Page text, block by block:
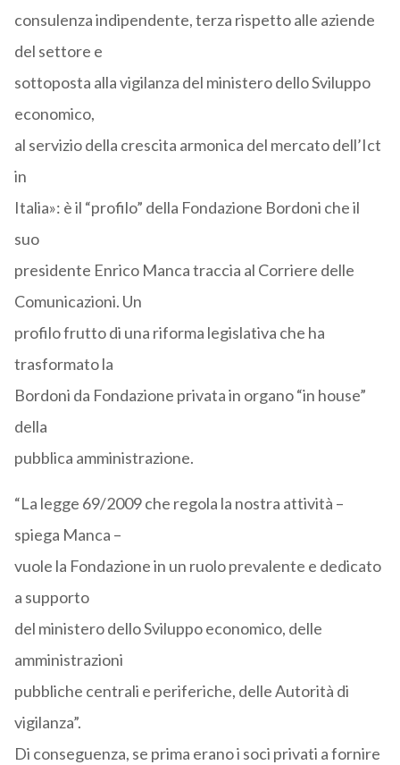
consulenza indipendente, terza rispetto alle aziende
del settore e
sottoposta alla vigilanza del ministero dello Sviluppo
economico,
al servizio della crescita armonica del mercato dell’Ict
in
Italia»: è il “profilo” della Fondazione Bordoni che il
suo
presidente Enrico Manca traccia al Corriere delle
Comunicazioni. Un
profilo frutto di una riforma legislativa che ha
trasformato la
Bordoni da Fondazione privata in organo “in house”
della
pubblica amministrazione.
“La legge 69/2009 che regola la nostra attività –
spiega Manca –
vuole la Fondazione in un ruolo prevalente e dedicato
a supporto
del ministero dello Sviluppo economico, delle
amministrazioni
pubbliche centrali e periferiche, delle Autorità di
vigilanza”.
Di conseguenza, se prima erano i soci privati a fornire